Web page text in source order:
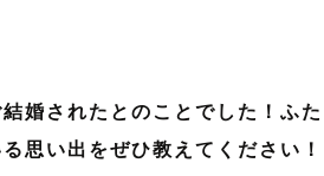
婚されたとのことでした！ふ
思い出をぜひ教えてください！